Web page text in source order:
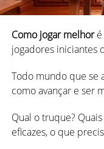
alguém vai passar a
imediatamente olhar
Por que? Cada vez
compra uma peça,
Assim, você tem a
o jogo e conseguir
3 sugestões
Pais
Vamos ser clichês,
presentes nem
Como jogar melhoré
jogadores iniciantes
Todo mundo que se
como avançar e ser
Qual o truque?
eficazes, o que